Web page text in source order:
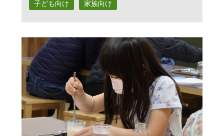
子ども向け 家族向け